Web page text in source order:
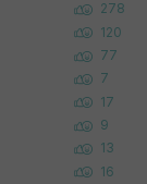
278
120
77
7
17
9
13
16